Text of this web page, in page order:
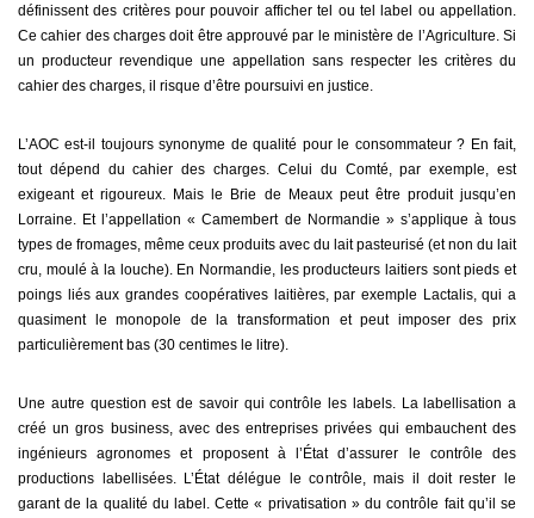
définissent des critères pour pouvoir afficher tel ou tel label ou appellation.
Ce cahier des charges doit être approuvé par le ministère de l’Agriculture. Si
un producteur revendique une appellation sans respecter les critères du
cahier des charges, il risque d’être poursuivi en justice.
L’AOC est-il toujours synonyme de qualité pour le consommateur ? En fait,
tout dépend du cahier des charges. Celui du Comté, par exemple, est
exigeant et rigoureux. Mais le Brie de Meaux peut être produit jusqu’en
Lorraine. Et l’appellation « Camembert de Normandie » s’applique à tous
types de fromages, même ceux produits avec du lait pasteurisé (et non du lait
cru, moulé à la louche). En Normandie, les producteurs laitiers sont pieds et
poings liés aux grandes coopératives laitières, par exemple Lactalis, qui a
quasiment le monopole de la transformation et peut imposer des prix
particulièrement bas (30 centimes le litre).
Une autre question est de savoir qui contrôle les labels. La labellisation a
créé un gros business, avec des entreprises privées qui embauchent des
ingénieurs agronomes et proposent à l’État d’assurer le contrôle des
productions labellisées. L’État délégue le contrôle, mais il doit rester le
garant de la qualité du label. Cette « privatisation » du contrôle fait qu’il se